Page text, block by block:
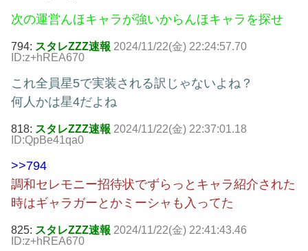
次の運営んほキャラが強いからんほキャラを探せ
794: スタレZZZ速報 2024/11/22(金) 22:24:57.70
ID:z+hREA670
これ全員星5で実装される訳じゃないよね？
何人かは星4だよね
818: スタレZZZ速報 2024/11/22(金) 22:37:01.18
ID:QpBe41qa0
>>794
調和セレモニー招待状でずらっとキャラ紹介された
時はギャラガーとかミーシャも入ってた
825: スタレZZZ速報 2024/11/22(金) 22:41:43.46
ID:z+hREA670